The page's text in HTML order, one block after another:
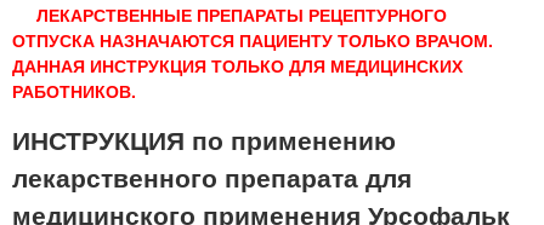
ЛЕКАРСТВЕННЫЕ ПРЕПАРАТЫ РЕЦЕПТУРНОГО
ОТПУСКА НАЗНАЧАЮТСЯ ПАЦИЕНТУ ТОЛЬКО ВРАЧОМ.
ДАННАЯ ИНСТРУКЦИЯ ТОЛЬКО ДЛЯ МЕДИЦИНСКИХ
РАБОТНИКОВ.
ИНСТРУКЦИЯ по применению
лекарственного препарата для
медицинского применения Урсофальк